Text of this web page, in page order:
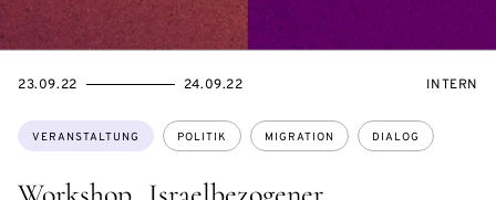
Themen:
VERANSTALTUNG POLITIK MIGRATION DIALOG
EVENTBEGINSON
23.09.22
EVENTENDSON 24.09.22 INTERN